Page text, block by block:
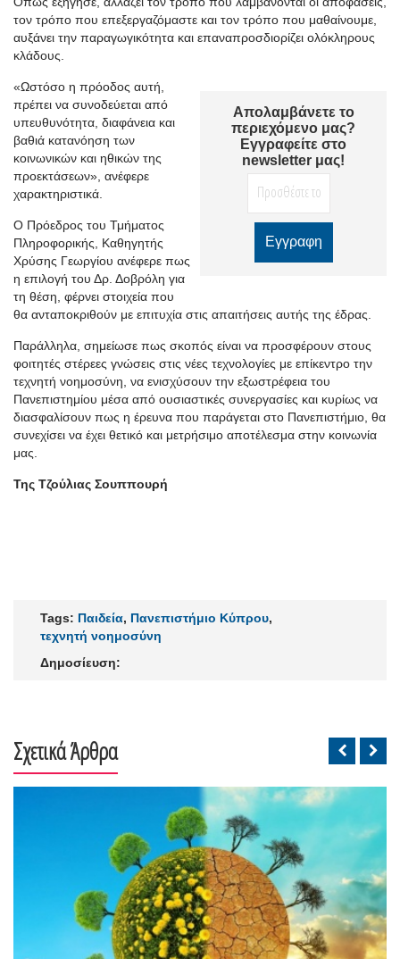
τον τρόπο που επεξεργαζόμαστε και τον τρόπο που μαθαίνουμε,
αυξάνει την παραγωγικότητα και επαναπροσδιορίζει ολόκληρους
κλάδους.
Απολαμβάνετε το
περιεχόμενο μας?
Εγγραφείτε στο
newsletter μας!
«Ωστόσο η πρόοδος αυτή,
πρέπει να συνοδεύεται από
υπευθυνότητα, διαφάνεια και
βαθιά κατανόηση των
κοινωνικών και ηθικών της
προεκτάσεων», ανέφερε
χαρακτηριστικά.
Ο Πρόεδρος του Τμήματος
Πληροφορικής, Καθηγητής
Χρύσης Γεωργίου ανέφερε πως
η επιλογή του Δρ. Δοβρόλη για
τη θέση, φέρνει στοιχεία που
θα ανταποκριθούν με επιτυχία στις απαιτήσεις αυτής της έδρας.
Παράλληλα, σημείωσε πως σκοπός είναι να προσφέρουν στους
φοιτητές στέρεες γνώσεις στις νέες τεχνολογίες με επίκεντρο την
τεχνητή νοημοσύνη, να ενισχύσουν την εξωστρέφεια του
Πανεπιστημίου μέσα από ουσιαστικές συνεργασίες και κυρίως να
διασφαλίσουν πως η έρευνα που παράγεται στο Πανεπιστήμιο, θα
συνεχίσει να έχει θετικό και μετρήσιμο αποτέλεσμα στην κοινωνία
μας.
Της Τζούλιας Σουππουρή
Tags: Παιδεία, Πανεπιστήμιο Κύπρου,
τεχνητή νοημοσύνη
Δημοσίευση:
Σχετικά Άρθρα